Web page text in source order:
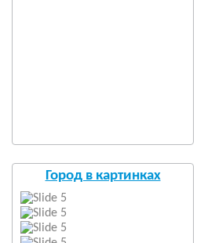
Город в картинках